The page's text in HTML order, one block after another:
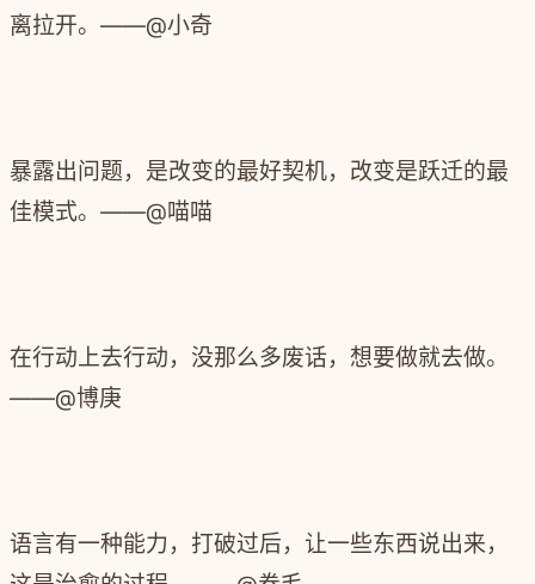
离拉开。——@小奇
暴露出问题，是改变的最好契机，改变是跃迁的最
佳模式。——@喵喵
在行动上去行动，没那么多废话，想要做就去做。
——@博庚
语言有一种能力，打破过后，让一些东西说出来，